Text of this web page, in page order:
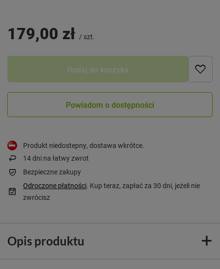
179,00 zł / szt.
Dodaj do koszyka
Powiadom o dostępności
Produkt niedostepny, dostawa wkrótce
14dni na łatwy zwrot
Bezpieczne zakupy
Odroczone płatności. Kup teraz, zapłać za 30 dni, jeżeli nie
zwrócisz
Opis produktu